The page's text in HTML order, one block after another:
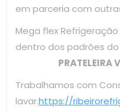
em parceria com
Mega flex
dentro dos
PRATELEIRA
Trabalhamos com
lavar.https://